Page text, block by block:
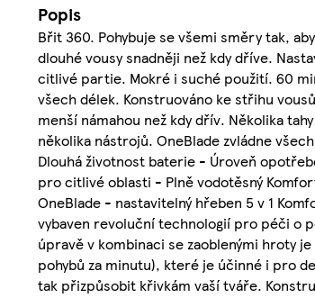
Popis
Břit 360. Pohybuje se všemi směry tak,
dlouhé vousy snadněji než kdy dříve.
citlivé partie. Mokré i suché použití. 60
všech délek. Konstruováno ke střihu
menší námahou než kdy dřív. Několika
několika nástrojů. OneBlade zvládne
Dlouhá životnost baterie - Úroveň
pro citlivé oblasti - Plně vodotěsný
OneBlade - nastavitelný hřeben 5 v 1
vybaven revoluční technologií pro péči o
úpravě v kombinaci se zaoblenými hroty
pohybů za minutu), které je účinné i pro
tak přizpůsobit křivkám vaší tváře.